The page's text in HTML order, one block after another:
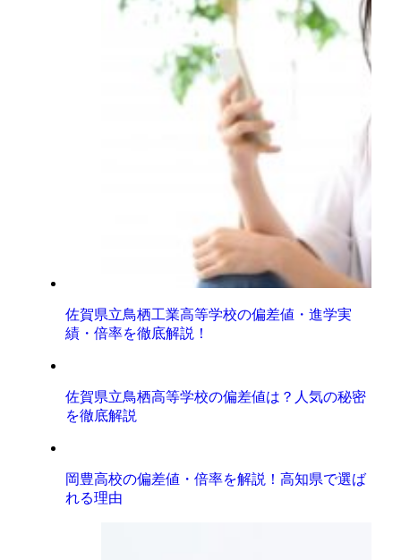
佐賀県立鳥栖工業高等学校の偏差値・進学実
績・倍率を徹底解説！
佐賀県立鳥栖高等学校の偏差値は？人気の秘密
を徹底解説
岡豊高校の偏差値・倍率を解説！高知県で選ば
れる理由